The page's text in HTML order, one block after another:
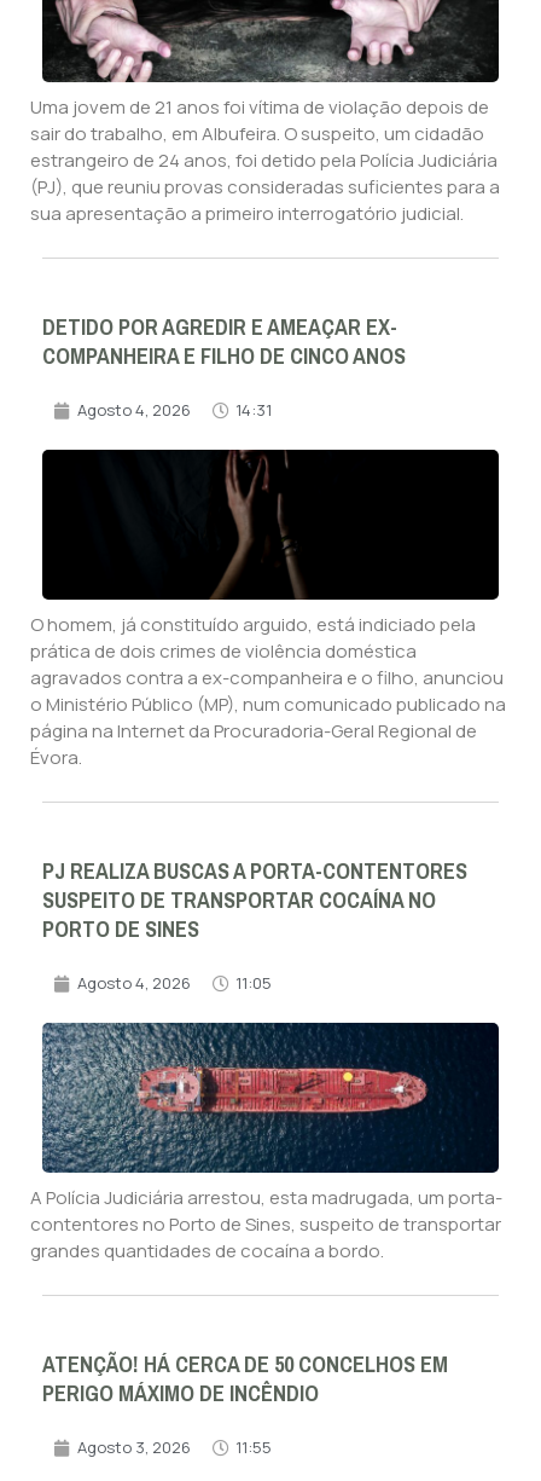
Uma jovem de 21 anos foi vítima de violação depois de
sair do trabalho, em Albufeira. O suspeito, um cidadão
estrangeiro de 24 anos, foi detido pela Polícia Judiciária
(PJ), que reuniu provas consideradas suficientes para a
sua apresentação a primeiro interrogatório judicial.
DETIDO POR AGREDIR E AMEAÇAR EX-
COMPANHEIRA E FILHO DE CINCO ANOS
Agosto 4, 2026 14:31
O homem, já constituído arguido, está indiciado pela
prática de dois crimes de violência doméstica
agravados contra a ex-companheira e o filho, anunciou
o Ministério Público (MP), num comunicado publicado na
página na Internet da Procuradoria-Geral Regional de
Évora.
PJ REALIZA BUSCAS A PORTA-CONTENTORES
SUSPEITO DE TRANSPORTAR COCAÍNA NO
PORTO DE SINES
Agosto 4, 2026 11:05
A Polícia Judiciária arrestou, esta madrugada, um porta-
contentores no Porto de Sines, suspeito de transportar
grandes quantidades de cocaína a bordo.
ATENÇÃO! HÁ CERCA DE 50 CONCELHOS EM
PERIGO MÁXIMO DE INCÊNDIO
Agosto 3, 2026 11:55